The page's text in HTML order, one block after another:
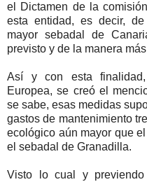
el Dictamen de la
esta entidad, es decir,
mayor sebadal de
previsto y de la manera
Así y con esta
Europea, se creó el
se sabe, esas medidas
gastos de mantenimiento
ecológico aún mayor que
el sebadal de Granadilla.
Visto lo cual y